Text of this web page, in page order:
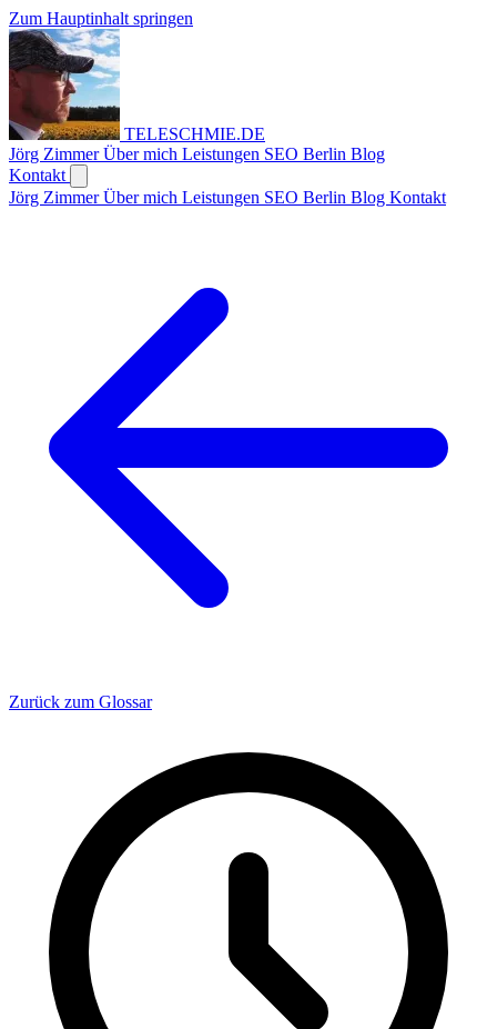
Zum Hauptinhalt springen
TELESCHMIE.DE
Jörg ZimmerÜber mich Leistungen SEO Berlin Blog
Kontakt
Jörg ZimmerÜber mich Leistungen SEO Berlin Blog Kontakt
Zurück zum Glossar